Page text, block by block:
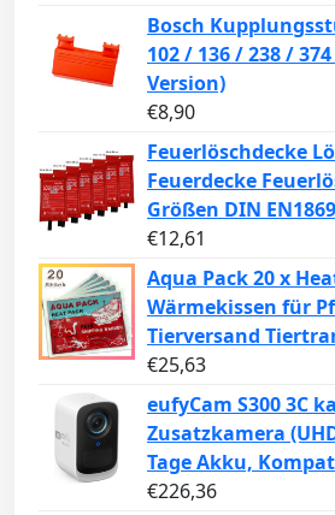
Bosch
102 / 136 / 238 /
Version)
€8,90
Feuerlöschdecke
Feuerdecke
Größen DIN EN1869
€12,61
Aqua Pack 20 x
Wärmekissen für
Tierversand
€25,63
eufyCam S300 3C
Zusatzkamera
Tage Akku,
€226,36